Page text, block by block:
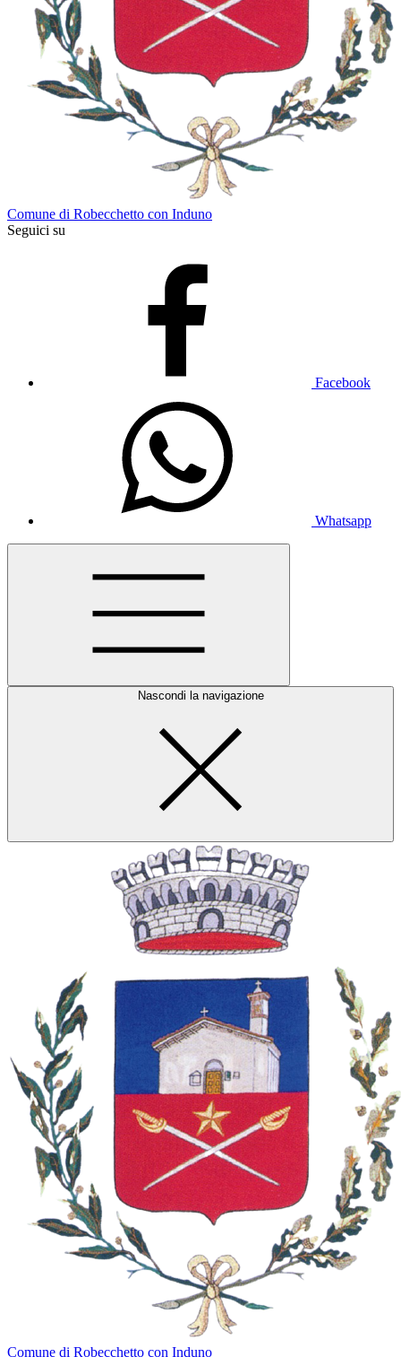
Comune di Robecchetto con Induno
Seguici su
Facebook
Whatsapp
Nascondi la navigazione
Comune di Robecchetto con Induno